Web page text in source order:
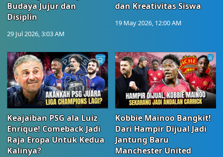
Budaya Jujur dan
Disiplin
29 Jul 2026, 3:03 AM
dan Kreativitas Siswa
19 May 2026, 12:00 AM
Keajaiban PSG ala Luiz
Enrique! Comeback Jadi
Raja Eropa Untuk Kedua
Kalinya?
Kobbie Mainoo Bangkit!
Dari Hampir Dijual Jadi
Jantung Baru
Manchester United